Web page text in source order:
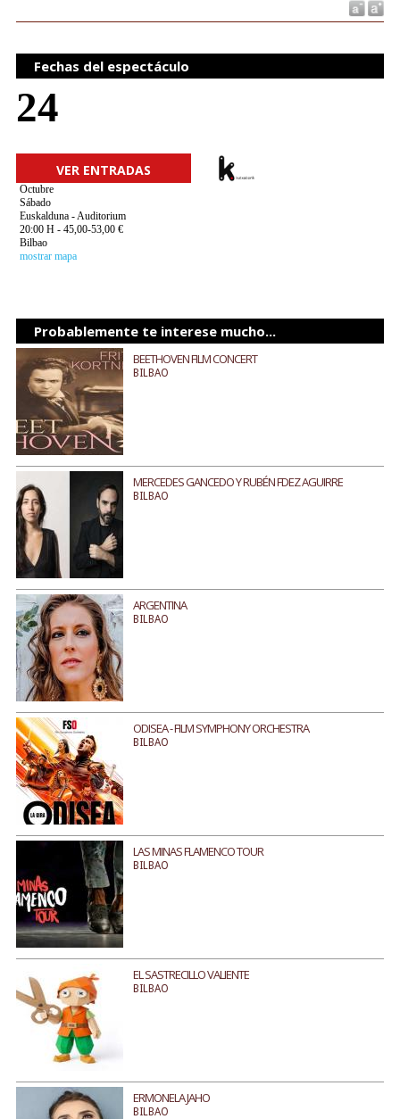
Fechas del espectáculo
24
VER ENTRADAS
Octubre
Sábado
Euskalduna - Auditorium
20:00 H - 45,00-53,00 €
Bilbao
mostrar mapa
Probablemente te interese mucho...
BEETHOVEN FILM CONCERT
BILBAO
MERCEDES GANCEDO Y RUBÉN FDEZ AGUIRRE
BILBAO
ARGENTINA
BILBAO
ODISEA - FILM SYMPHONY ORCHESTRA
BILBAO
LAS MINAS FLAMENCO TOUR
BILBAO
EL SASTRECILLO VALIENTE
BILBAO
ERMONELA JAHO
BILBAO